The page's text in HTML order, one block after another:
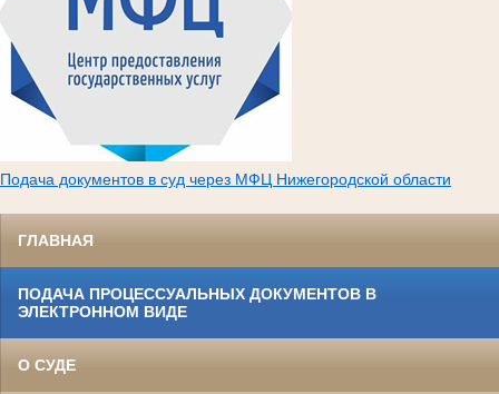
Подача документов в суд через МФЦ Нижегородской области
ГЛАВНАЯ
ПОДАЧА ПРОЦЕССУАЛЬНЫХ ДОКУМЕНТОВ В
ЭЛЕКТРОННОМ ВИДЕ
О СУДЕ